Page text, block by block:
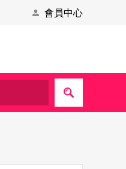
會員中心